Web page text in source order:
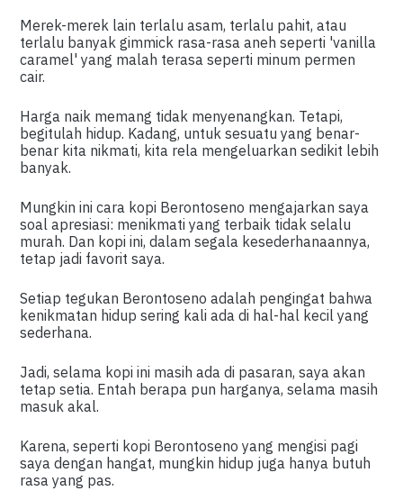
Merek-merek lain terlalu asam, terlalu pahit, atau
terlalu banyak gimmick rasa-rasa aneh seperti 'vanilla
caramel' yang malah terasa seperti minum permen
cair.
Harga naik memang tidak menyenangkan. Tetapi,
begitulah hidup. Kadang, untuk sesuatu yang benar-
benar kita nikmati, kita rela mengeluarkan sedikit lebih
banyak.
Mungkin ini cara kopi Berontoseno mengajarkan saya
soal apresiasi: menikmati yang terbaik tidak selalu
murah. Dan kopi ini, dalam segala kesederhanaannya,
tetap jadi favorit saya.
Setiap tegukan Berontoseno adalah pengingat bahwa
kenikmatan hidup sering kali ada di hal-hal kecil yang
sederhana.
Jadi, selama kopi ini masih ada di pasaran, saya akan
tetap setia. Entah berapa pun harganya, selama masih
masuk akal.
Karena, seperti kopi Berontoseno yang mengisi pagi
saya dengan hangat, mungkin hidup juga hanya butuh
rasa yang pas.